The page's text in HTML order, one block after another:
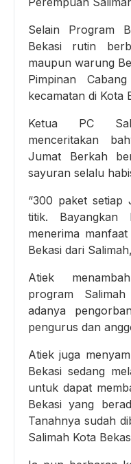
Selain Program
Bekasi rutin
maupun warung
Pimpinan
kecamatan di Kota
Ketua PC
menceritakan
Jumat Berkah
sayuran selalu
“300 paket
titik.
menerima
Bekasi dari
Atiek
program
adanya
pengurus dan
Atiek juga
Bekasi sedang
untuk dapat
Bekasi yang
Tanahnya sudah
Salimah Kota